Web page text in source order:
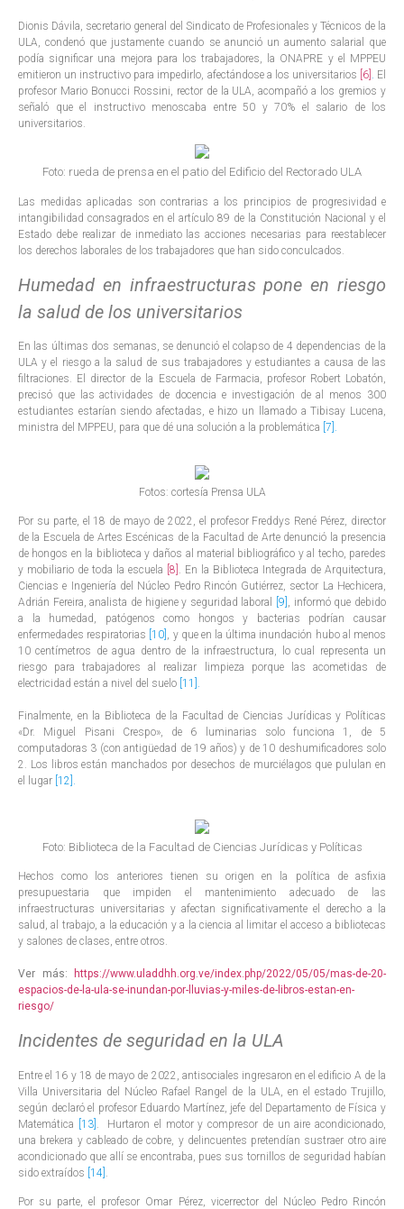
Dionis Dávila, secretario general del Sindicato de Profesionales y Técnicos de la
ULA, condenó que justamente cuando se anunció un aumento salarial que
podía significar una mejora para los trabajadores, la ONAPRE y el MPPEU
emitieron un instructivo para impedirlo, afectándose a los universitarios [6] . El
profesor Mario Bonucci Rossini, rector de la ULA, acompañó a los gremios y
señaló que el instructivo menoscaba entre 50 y 70% el salario de los
universitarios.
Foto: rueda de prensa en el patio del Edificio del Rectorado ULA
Las medidas aplicadas son contrarias a los principios de progresividad e
intangibilidad consagrados en el artículo 89 de la Constitución Nacional y el
Estado debe realizar de inmediato las acciones necesarias para reestablecer
los derechos laborales de los trabajadores que han sido conculcados.
Humedad en infraestructuras pone en riesgo
la salud de los universitarios
En las últimas dos semanas, se denunció el colapso de 4 dependencias de la
ULA y el riesgo a la salud de sus trabajadores y estudiantes a causa de las
filtraciones. El director de la Escuela de Farmacia, profesor Robert Lobatón,
precisó que las actividades de docencia e investigación de al menos 300
estudiantes estarían siendo afectadas, e hizo un llamado a Tibisay Lucena,
ministra del MPPEU, para que dé una solución a la problemática [7] .
Fotos: cortesía Prensa ULA
Por su parte, el 18 de mayo de 2022, el profesor Freddys René Pérez, director
de la Escuela de Artes Escénicas de la Facultad de Arte denunció la presencia
de hongos en la biblioteca y daños al material bibliográfico y al techo, paredes
y mobiliario de toda la escuela [8] . En la Biblioteca Integrada de Arquitectura,
Ciencias e Ingeniería del Núcleo Pedro Rincón Gutiérrez, sector La Hechicera,
Adrián Fereira, analista de higiene y seguridad laboral
[9] , informó que debido
a la humedad, patógenos como hongos y bacterias podrían causar
enfermedades respiratorias [10] , y que en la última inundación hubo al menos
10 centímetros de agua dentro de la infraestructura, lo cual representa un
riesgo para trabajadores al realizar limpieza porque las acometidas de
electricidad están a nivel del suelo [11] .
Finalmente, en la Biblioteca de la Facultad de Ciencias Jurídicas y Políticas
«Dr. Miguel Pisani Crespo», de 6 luminarias solo funciona 1, de 5
computadoras 3 (con antigüedad de 19 años) y de 10 deshumificadores solo
2. Los libros están manchados por desechos de murciélagos que pululan en
el lugar [12] .
Foto: Biblioteca de la Facultad de Ciencias Jurídicas y Políticas
Hechos como los anteriores tienen su origen en la política de asfixia
presupuestaria que impiden el mantenimiento adecuado de las
infraestructuras universitarias y afectan significativamente el derecho a la
salud, al trabajo, a la educación y a la ciencia al limitar el acceso a bibliotecas
y salones de clases, entre otros.
Ver más:
https://www.uladdhh.org.ve/index.php/2022/05/05/mas-de-20-
espacios-de-la-ula-se-inundan-por-lluvias-y-miles-de-libros-estan-en-
riesgo/
Incidentes de seguridad en la ULA
Entre el 16 y 18 de mayo de 2022, antisociales ingresaron en el edificio A de la
Villa Universitaria del Núcleo Rafael Rangel de la ULA, en el estado Trujillo,
según declaró el profesor Eduardo Martínez, jefe del Departamento de Física y
Matemática
[13]
. Hurtaron el motor y compresor de un aire acondicionado,
una brekera y cableado de cobre, y delincuentes pretendían sustraer otro aire
acondicionado que allí se encontraba, pues sus tornillos de seguridad habían
sido extraídos [14]
Por su parte, el profesor Omar Pérez, vicerrector del Núcleo Pedro Rincón